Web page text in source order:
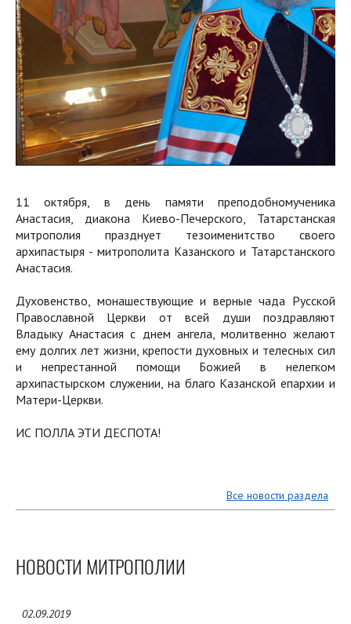
11 октября, в день памяти преподобномученика
Анастасия, диакона Киево-Печерского, Татарстанская
митрополия празднует тезоименитство своего
архипастыря - митрополита Казанского и Татарстанского
Анастасия.
Духовенство, монашествующие и верные чада Русской
Православной Церкви от всей души поздравляют
Владыку Анастасия с днем ангела, молитвенно желают
ему долгих лет жизни, крепости духовных и телесных сил
и непрестанной помощи Божией в нелегком
архипастырском служении, на благо Казанской епархии и
Матери-Церкви.
ИС ПОЛЛА ЭТИ ДЕСПОТА!
Все новости раздела
НОВОСТИ МИТРОПОЛИИ
02.09.2019